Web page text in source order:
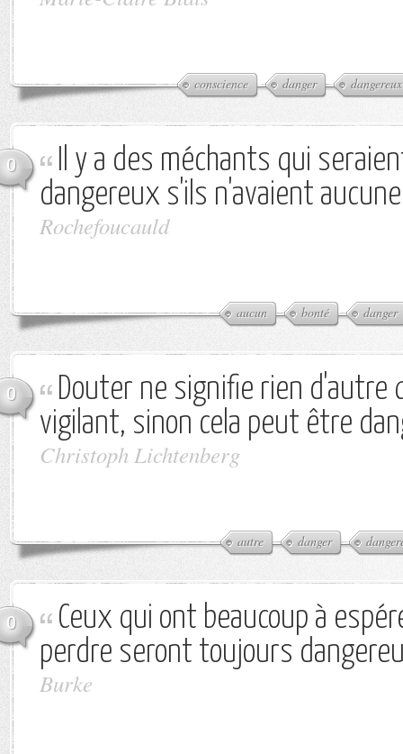
conscience danger dangereux
0
Il y a des méchants qui
dangereux s'ils n'avaient
Rochefoucauld
aucun bonté danger
0
Douter ne signifie rien d'autre
vigilant, sinon cela peut être
Christoph Lichtenberg
autre danger
0
Ceux qui ont beaucoup à
perdre seront toujours
Burke